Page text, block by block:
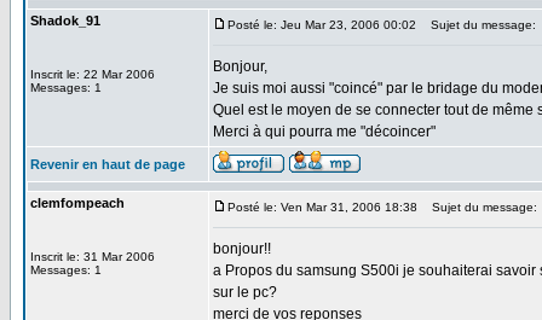
Shadok_91
Inscrit le: 22 Mar 2006
Messages: 1
Posté le: Jeu Mar 23, 2006 00:02 Sujet du message:
Bonjour,
Je suis moi aussi "coincé" par le bridage du
Quel est le moyen de se connecter tout de même
Merci à qui pourra me "décoincer"
Revenir en haut de page
clemfompeach
Inscrit le: 31 Mar 2006
Messages: 1
Posté le: Ven Mar 31, 2006 18:38 Sujet du message:
bonjour!!
a Propos du samsung S500i je souhaiterai
sur le pc?
merci de vos reponses